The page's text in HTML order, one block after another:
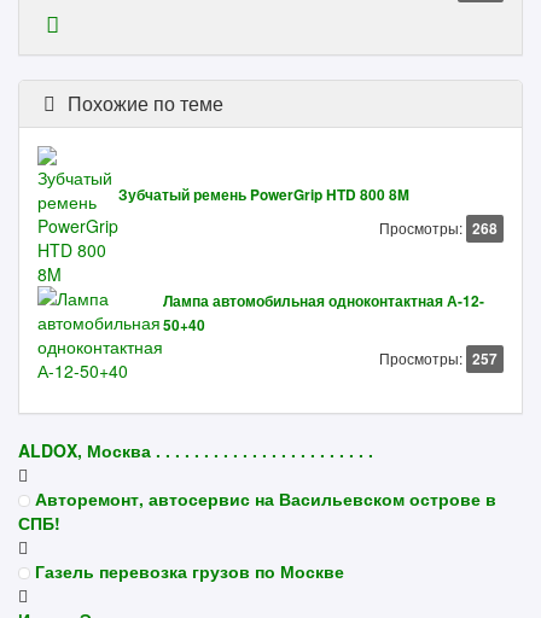
Похожие по теме
Зубчатый ремень PowerGrip HTD 800 8M
Просмотры: 268
Лампа автомобильная одноконтактная А-12-
50+40
Просмотры: 257
ALDOX, Москва . . . . . . . . . . . . . . . . . . . . . . .
Авторемонт, автосервис на Васильевском острове в
СПБ!
Газель перевозка грузов по Москве